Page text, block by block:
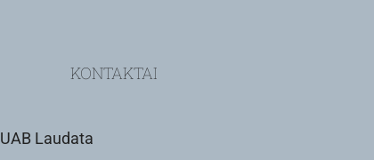
KONTAKTAI
UAB Laudata